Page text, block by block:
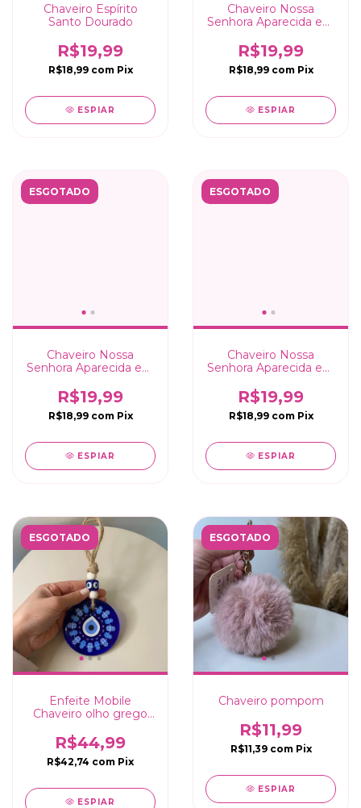
Chaveiro Espírito
Santo Dourado
R$19,99
R$18,99 com Pix
ESPIAR
Chaveiro Nossa
Senhora Aparecida em
R$19,99
R$18,99 com Pix
ESPIAR
ESGOTADO
Chaveiro Nossa
Senhora Aparecida em
R$19,99
R$18,99 com Pix
ESPIAR
ESGOTADO
Chaveiro Nossa
Senhora Aparecida em
R$19,99
R$18,99 com Pix
ESPIAR
ESGOTADO
Enfeite Mobile
Chaveiro olho grego
R$44,99
R$42,74 com Pix
ESPIAR
ESGOTADO
Chaveiro pompom
R$11,99
R$11,39 com Pix
ESPIAR